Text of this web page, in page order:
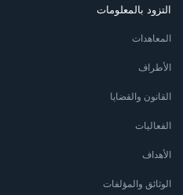
التزود بالمعلومات
المعاهدات
الأطراف
القانون والقضايا
الفعاليات
الأهداف
الوثائق والمؤلفات